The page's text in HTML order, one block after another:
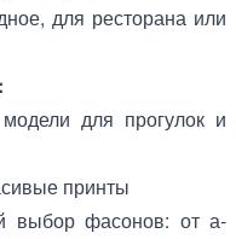
для ресторана или
для прогулок и
принты
выбор фасонов: от а-